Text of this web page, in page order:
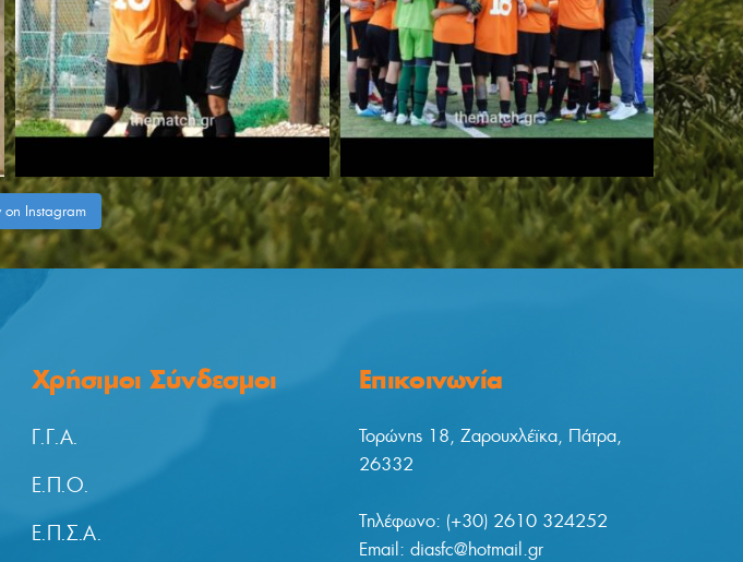
on Instagram
Χρήσιμοι Σύνδεσμοι
Γ.Γ.Α.
Ε.Π.Ο.
Ε.Π.Σ.Α.
Επικοινωνία
Τορώνης 18, Ζαρουχλέϊκα, Πάτρα,
26332
Tηλέφωνο: (+30) 2610 324252
Email: diasfc@hotmail.gr